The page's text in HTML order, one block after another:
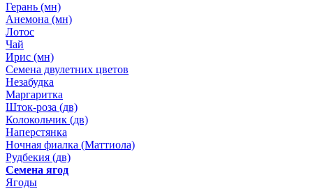
Герань (мн)
Анемона (мн)
Лотос
Чай
Ирис (мн)
Семена двулетних цветов
Незабудка
Маргаритка
Шток-роза (дв)
Колокольчик (дв)
Наперстянка
Ночная фиалка (Маттиола)
Рудбекия (дв)
Семена ягод
Ягоды